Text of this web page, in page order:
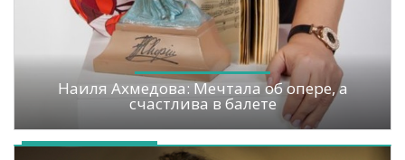
Наиля Ахмедова: Мечтала об опере, а
счастлива в балете